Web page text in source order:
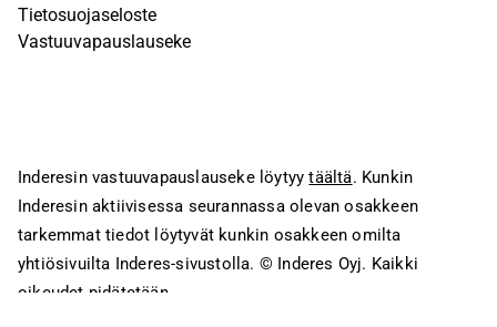
Tietosuojaseloste
Vastuuvapauslauseke
Inderesin vastuuvapauslauseke löytyytäältä. Kunkin
Inderesin aktiivisessa seurannassa olevan osakkeen
tarkemmat tiedot löytyvät kunkin osakkeen omilta
yhtiösivuilta Inderes-sivustolla. © Inderes Oyj. Kaikki
oikeudet pidätetään.